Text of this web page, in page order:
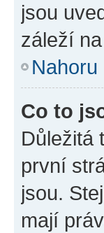
jsou
záleží
Nahoru
Co to
Důležitá
první
jsou.
mají